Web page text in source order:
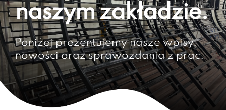
naszym zakładzie.
Poniżej prezentujemy nasze wpisy,
nowości oraz sprawozdania z prac.